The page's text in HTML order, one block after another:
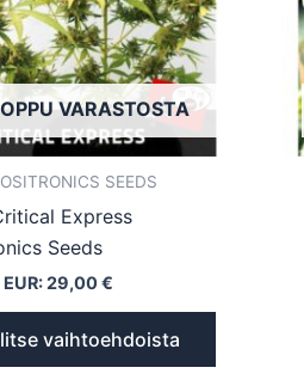
VARASTOSTA
SEEDS
Express
Seeds
29,00€
vaihtoehdoista
tehdä